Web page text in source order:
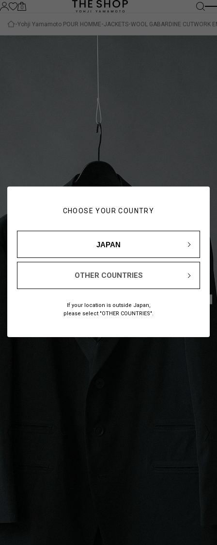
CHOOSE YOUR COUNTRY
JAPAN
OTHER COUNTRIES
If your location is outside Japan,
please select "OTHER COUNTRIES".
0
Yohji Yamamoto POUR HOMME JACKETS WOOL GABARDINE CUTWORK